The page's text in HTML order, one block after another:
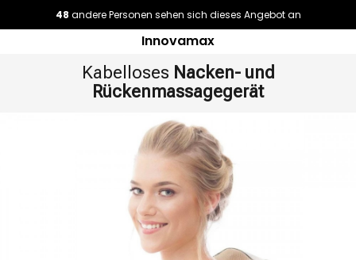
48 andere Personen sehen sich dieses Angebot an
Innovamax
Kabelloses Nacken- und
Rückenmassagegerät